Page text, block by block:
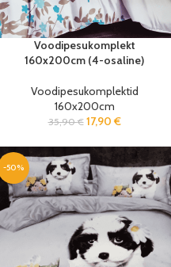
Voodipesukomplekt
160x200cm (4-osaline)
Voodipesukomplektid
160x200cm
35,90€ 17,90 €
-50%